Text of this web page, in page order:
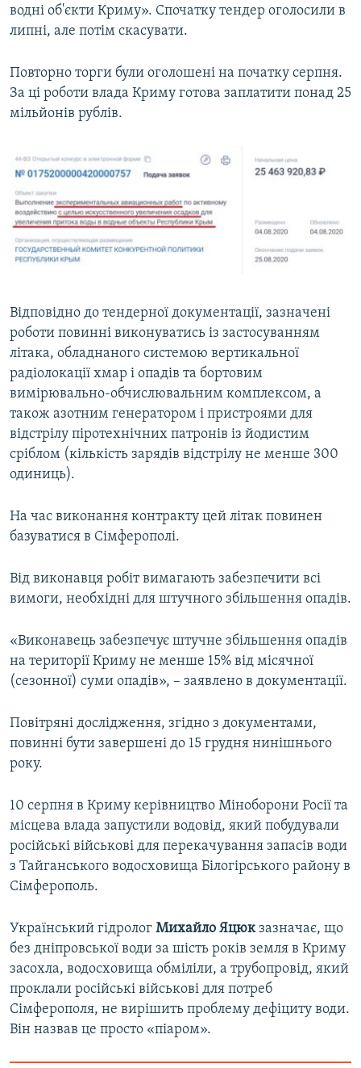
водні об'єкти Криму». Спочатку тендер оголосили в
липні, але потім скасувати.
Повторно торги були оголошені на початку серпня.
За ці роботи влада Криму готова заплатити понад 25
мільйонів рублів.
Відповідно до тендерної документації, зазначені
роботи повинні виконуватись із застосуванням
літака, обладнаного системою вертикальної
радіолокації хмар і опадів та бортовим
вимірювально-обчислювальним комплексом, а
також азотним генератором і пристроями для
відстрілу піротехнічних патронів із йодистим
сріблом (кількість зарядів відстрілу не менше 300
одиниць).
На час виконання контракту цей літак повинен
базуватися в Сімферополі.
Від виконавця робіт вимагають забезпечити всі
вимоги, необхідні для штучного збільшення опадів.
«Виконавець забезпечує штучне збільшення опадів
на території Криму не менше 15% від місячної
(сезонної) суми опадів», – заявлено в документації.
Повітряні дослідження, згідно з документами,
повинні бути завершені до 15 грудня нинішнього
року.
10 серпня в Криму керівництво Міноборони Росії та
місцева влада запустили водовід, який побудували
російські військові для перекачування запасів води
з Тайганського водосховища Білогірського району в
Сімферополь.
Український гідролог Михайло Яцюкзазначає, що
без дніпровської води за шість років земля в Криму
засохла, водосховища обміліли, а трубопровід, який
проклали російські військові для потреб
Сімферополя, не вирішить проблему дефіциту води.
Він назвав це просто «піаром».